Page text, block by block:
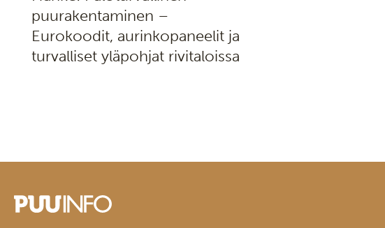
puurakentaminen –
Eurokoodit, aurinkopaneelit ja
turvalliset yläpohjat rivitaloissa